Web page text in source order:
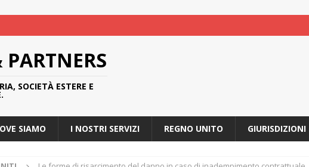
SOCIETÀ ESTERE E
SIAMO I NOSTRI SERVIZI REGNO UNITO GIURISDIZIONI